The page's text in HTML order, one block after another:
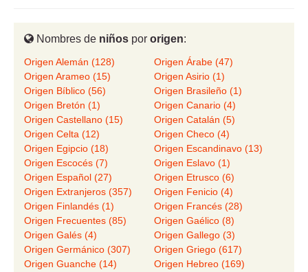
Nombres de niños por origen:
Origen Alemán (128)
Origen Árabe (47)
Origen Arameo (15)
Origen Asirio (1)
Origen Bíblico (56)
Origen Brasileño (1)
Origen Bretón (1)
Origen Canario (4)
Origen Castellano (15)
Origen Catalán (5)
Origen Celta (12)
Origen Checo (4)
Origen Egipcio (18)
Origen Escandinavo (13)
Origen Escocés (7)
Origen Eslavo (1)
Origen Español (27)
Origen Etrusco (6)
Origen Extranjeros (357)
Origen Fenicio (4)
Origen Finlandés (1)
Origen Francés (28)
Origen Frecuentes (85)
Origen Gaélico (8)
Origen Galés (4)
Origen Gallego (3)
Origen Germánico (307)
Origen Griego (617)
Origen Guanche (14)
Origen Hebreo (169)